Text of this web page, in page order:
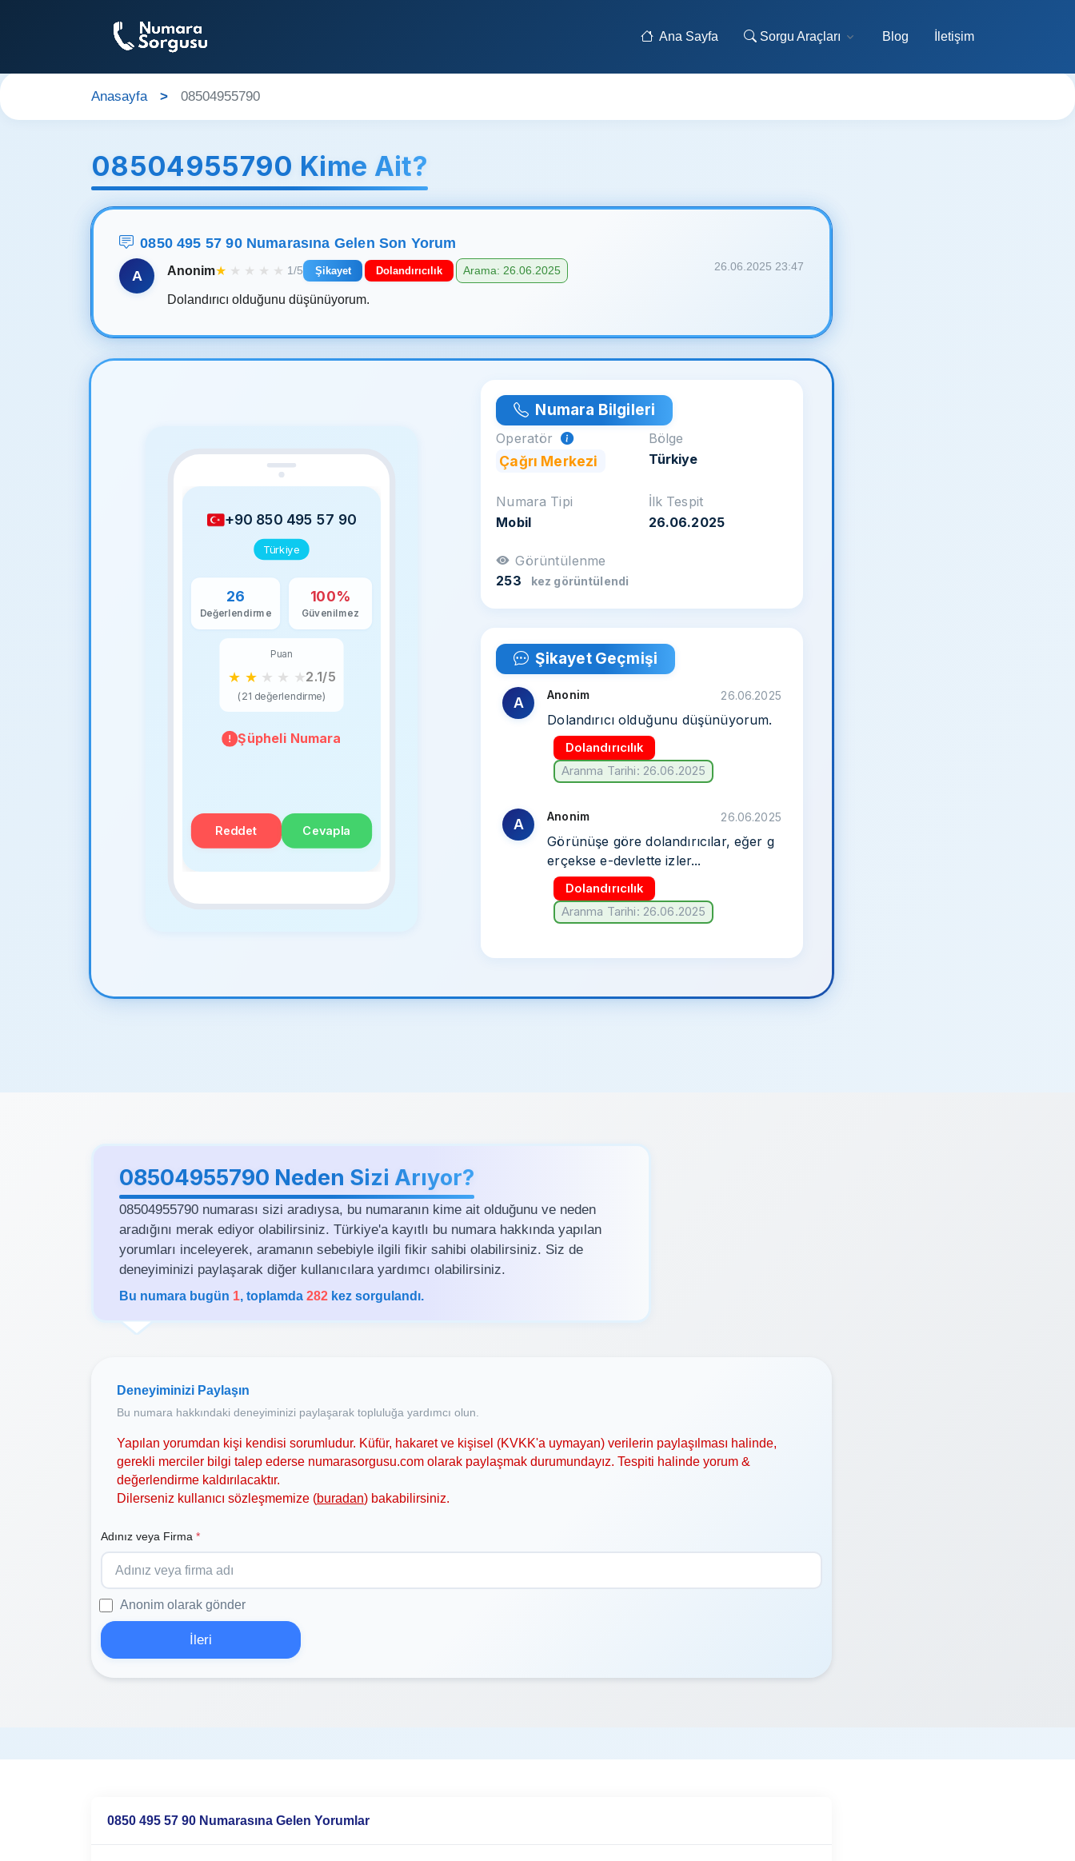
Ana Sayfa Sorgu Araçları Blog İletişim
Anasayfa 08504955790
08504955790 Kime Ait?
0850 495 57 90 Numarasına Gelen Son Yorum
A Anonim★ ★ ★ ★ ★ 1/5 Şikayet Dolandırıcılık Arama: 26.06.2025 26.06.2025 23:47
Dolandırıcı olduğunu düşünüyorum.
+90 850 495 57 90
Türkiye
26
Değerlendirme
100%
Güvenilmez
Puan
★ ★ ★ ★ ★2.1/5
(21 değerlendirme)
Şüpheli Numara
Reddet Cevapla
Numara Bilgileri
Operatör
Çağrı Merkezi
Bölge
Türkiye
Numara Tipi
Mobil
İlk Tespit
26.06.2025
Görüntülenme
253
kez görüntülendi
Şikayet Geçmişi
A Anonim 26.06.2025
Dolandırıcı olduğunu düşünüyorum.
Dolandırıcılık
Aranma Tarihi: 26.06.2025
A Anonim 26.06.2025
Görünüşe göre dolandırıcılar, eğer g
erçekse e-devlette izler...
Dolandırıcılık
Aranma Tarihi: 26.06.2025
08504955790 Neden Sizi Arıyor?
08504955790 numarası sizi aradıysa, bu numaranın kime ait olduğunu ve neden
aradığını merak ediyor olabilirsiniz. Türkiye'a kayıtlı bu numara hakkında yapılan
yorumları inceleyerek, aramanın sebebiyle ilgili fikir sahibi olabilirsiniz. Siz de
deneyiminizi paylaşarak diğer kullanıcılara yardımcı olabilirsiniz.
Bu numara bugün 1, toplamda 282 kez sorgulandı.
Deneyiminizi Paylaşın
Bu numara hakkındaki deneyiminizi paylaşarak topluluğa yardımcı olun.
Yapılan yorumdan kişi kendisi sorumludur. Küfür, hakaret ve kişisel (KVKK'a uymayan) verilerin paylaşılması halinde,
gerekli merciler bilgi talep ederse numarasorgusu.com olarak paylaşmak durumundayız. Tespiti halinde yorum &
değerlendirme kaldırılacaktır.
Dilerseniz kullanıcı sözleşmemize (buradan) bakabilirsiniz.
Adınız veya Firma *
Anonim olarak gönder
İleri
0850 495 57 90 Numarasına Gelen Yorumlar